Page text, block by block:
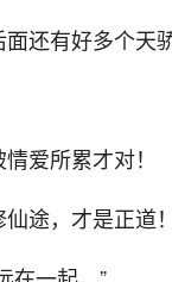
还有好多个天
爱所累才对！
途，才是正道！